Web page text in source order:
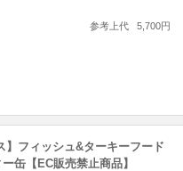
参考上代 5,700円
】フィッシュ&ターキーフード
缶【EC販売禁止商品】